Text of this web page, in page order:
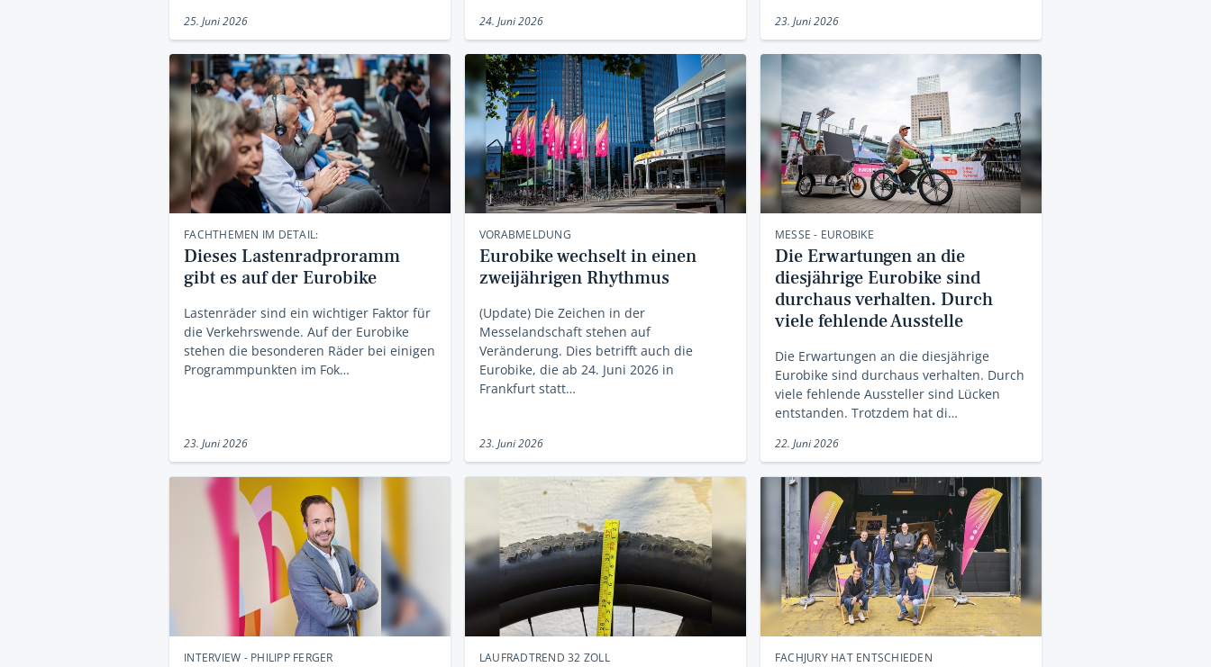
25. Juni 2026 24. Juni 2026 23. Juni 2026
FACHTHEMEN IM DETAIL:
Dieses Lastenradproramm
gibt es auf der Eurobike
Lastenräder sind ein wichtiger Faktor für
die Verkehrswende. Auf der Eurobike
stehen die besonderen Räder bei einigen
Programmpunkten im Fok…
23. Juni 2026
VORABMELDUNG
Eurobike wechselt in einen
zweijährigen Rhythmus
(Update) Die Zeichen in der
Messelandschaft stehen auf
Veränderung. Dies betrifft auch die
Eurobike, die ab 24. Juni 2026 in
Frankfurt statt…
23. Juni 2026
MESSE - EUROBIKE
Die Erwartungen an die
diesjährige Eurobike sind
durchaus verhalten. Durch
viele fehlende Ausstelle
Die Erwartungen an die diesjährige
Eurobike sind durchaus verhalten. Durch
viele fehlende Aussteller sind Lücken
entstanden. Trotzdem hat di…
22. Juni 2026
INTERVIEW - PHILIPP FERGER LAUFRADTREND 32 ZOLL FACHJURY HAT ENTSCHIEDEN